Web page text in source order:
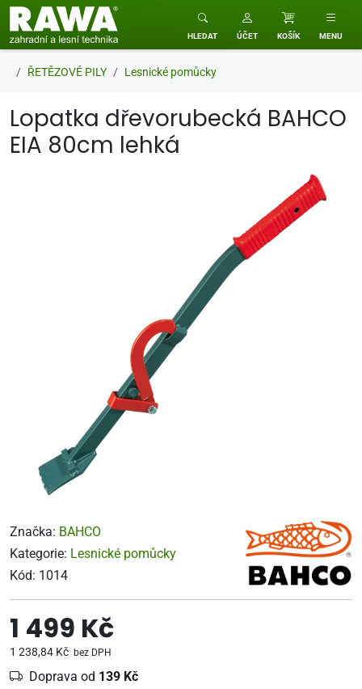
RAWA zahradní a lesní technika
HLEDAT ÚČET KOŠÍK MENU
ŘETĚZOVÉ PILY Lesnické pomůcky
Lopatka dřevorubecká BAHCO
EIA 80cm lehká
Značka: BAHCO
Kategorie: Lesnické pomůcky
Kód: 1014
1 499 Kč
1 238,84 Kč bez DPH
Doprava od 139 Kč